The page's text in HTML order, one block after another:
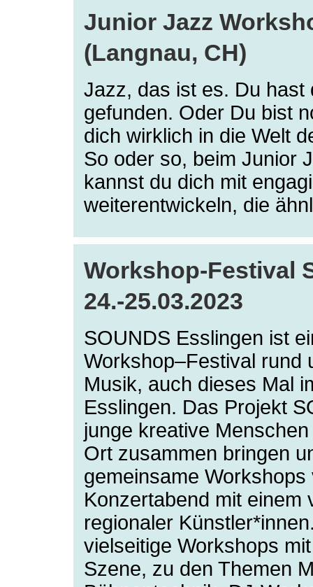
Junior Jazz
(Langnau, CH)
Jazz, das ist es. Du hast
gefunden. Oder Du bist
dich wirklich in die Welt
So oder so, beim Junior
kannst du dich mit
weiterentwickeln, die
Workshop-Festival
24.-25.03.2023
SOUNDS Esslingen ist
Workshop–Festival rund
Musik, auch dieses Mal
Esslingen. Das Projekt
junge kreative
Ort zu­sammen bringen
gemeinsame
Konzertabend mit einem
regionaler
vielseitige Workshops
Szene, zu den Themen